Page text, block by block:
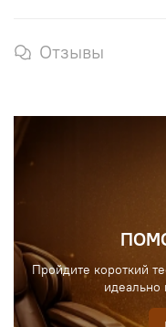
Отзывы
Пройдите короткий
идеально